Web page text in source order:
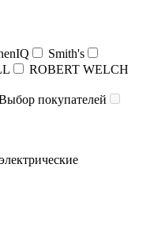
Smith's
ROBERT WELCH
покупателей
электрические